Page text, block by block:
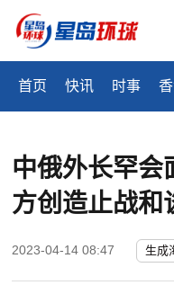
首页 快讯 时事
中俄外长罕会
方创造止战和
2023-04-14 08:47 生成